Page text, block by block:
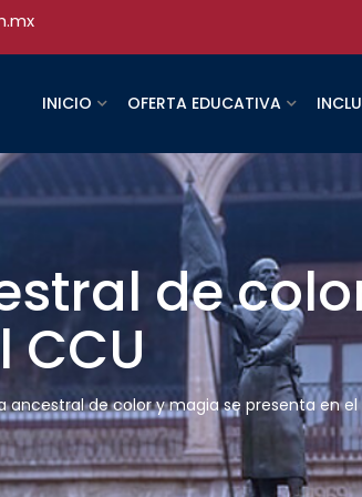
INICIO OFERTA EDUCATIVA
de
CCU
ancestral de color y magia se presenta en el